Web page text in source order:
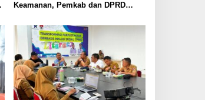
Keamanan, Pemkab dan DPRD